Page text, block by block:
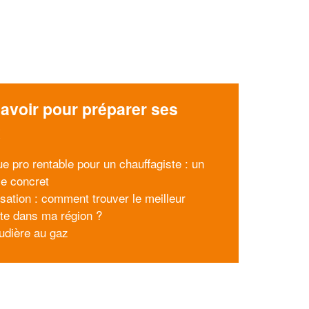
pour préparer ses
pro rentable pour un chauffagiste : un
concret
: comment trouver le meilleur
dans ma région ?
au gaz